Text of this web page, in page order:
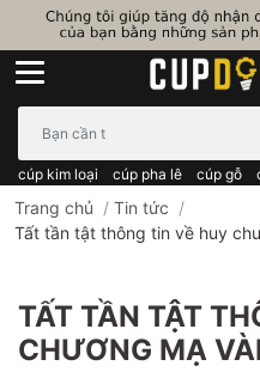
cúp kim loại cúp pha lê cúp gỗ
Trang chủ / Tin tức /
Tất tần tật thông tin về huy
TẤT TẦN TẬT
CHƯƠNG MẠ